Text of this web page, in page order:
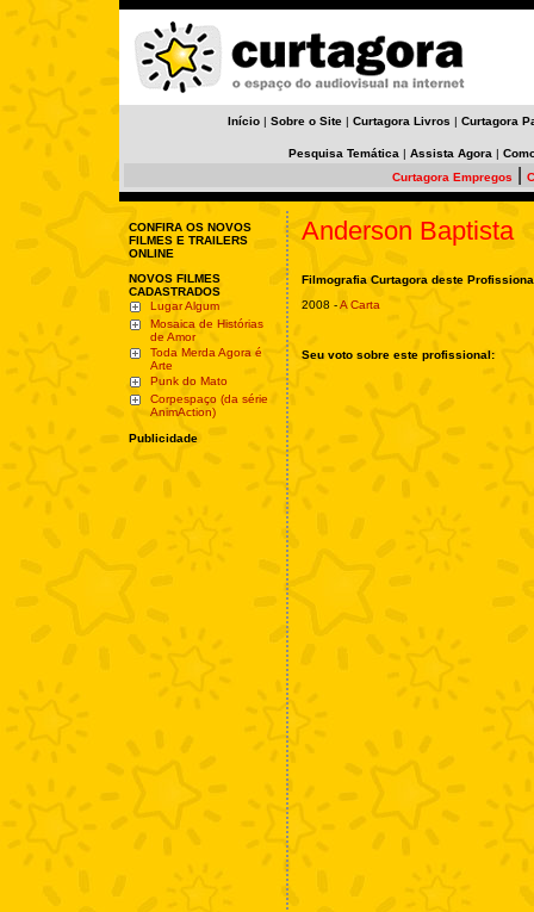
Início | Sobre o Site | Curtagora Livros | Curtagora
Pesquisa Temática | Assista Agora |
Curtagora Empregos
CONFIRA OS NOVOS
FILMES E TRAILERS
ONLINE
NOVOS FILMES
CADASTRADOS
Lugar Algum
Mosaica de Histórias
de Amor
Toda Merda Agora é
Arte
Punk do Mato
Corpespaço (da série
AnimAction)
Publicidade
Anderson Baptista
Filmografia Curtagora deste
2008 -A Carta
Seu voto sobre este profissional: